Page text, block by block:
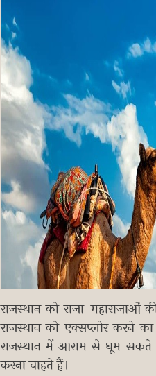
राजस्थान को राजा-
राजस्थान को एक्सप्लोर करने
राजस्थान में आराम से घूम
करना चाहते हैं।